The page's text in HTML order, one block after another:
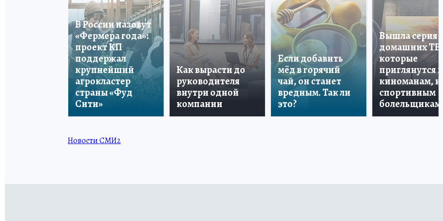
В России назовут
«Фермера года»:
проект КП
поддержал
крупнейший
агрокластер
страны «Фуд
Сити»
Как вырасти до
руководителя
внутри одной
компании
Если добавить
мёд в горячий
чай, он станет
вредным. Так ли
это?
Вышла серия
домашних ТВ,
которые
приглянутся и
киноманам, и
спортивным
болельщикам
Новости СМИ2